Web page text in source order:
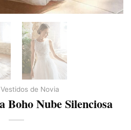
Vestidos de Novia
Boho Nube Silenciosa